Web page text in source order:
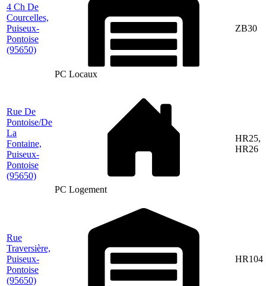
4 Ch De
Courcelles,
Puiseux-
Pontoise
(95650)
PC Locaux
ZB30
Rue De
Pontoise/De
La
Fontaine,
Puiseux-
Pontoise
(95650)
PC Logement
HR25,
HR26
Rue
Traversière,
Puiseux-
Pontoise
(95650)
HR104